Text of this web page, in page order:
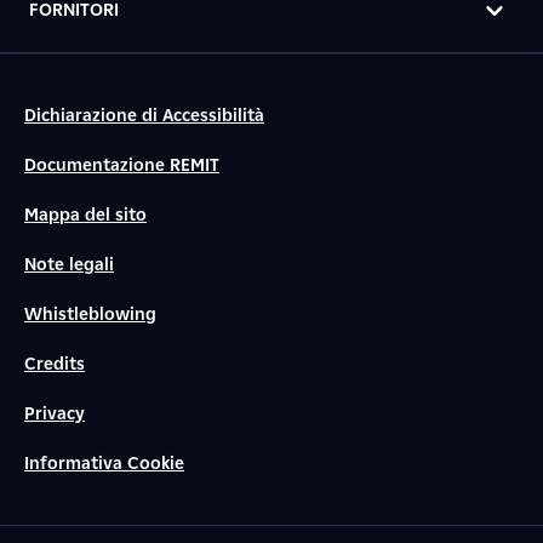
FORNITORI
Dichiarazione di Accessibilità
Documentazione REMIT
Mappa del sito
Note legali
Whistleblowing
Credits
Privacy
Informativa Cookie